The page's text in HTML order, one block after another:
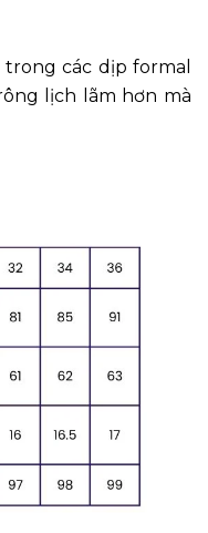
các dịp formal
lịch lãm hơn mà